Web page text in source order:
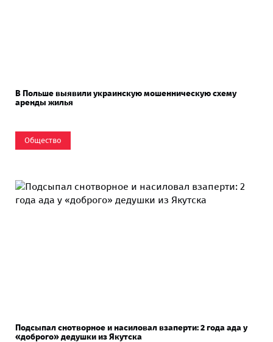
В Польше выявили украинскую мошенническую схему
аренды жилья
Общество
Подсыпал снотворное и насиловал взаперти: 2 года ада у
«доброго» дедушки из Якутска